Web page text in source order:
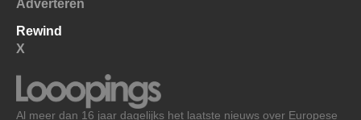
Adverteren
Rewind
X
Al meer dan 16 jaar dagelijks het laatste nieuws over Europese